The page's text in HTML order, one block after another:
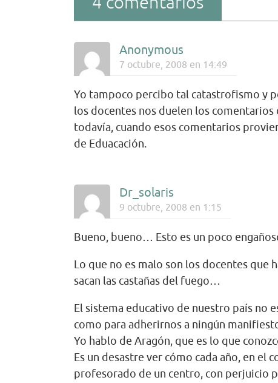
Anonymous
7 octubre, 2008 en 14:49
Yo tampoco percibo tal catastrofismo y
los docentes nos duelen los
todavía, cuando esos comentarios
de Eduacación.
Dr_solaris
9 octubre, 2008 en 1:15
Bueno, bueno… Esto es un poco
Lo que no es malo son los docentes que
sacan las castañas del fuego…
El sistema educativo de nuestro país no
como para adherirnos a ningún
Yo hablo de Aragón, que es lo que
Es un desastre ver cómo cada año, en el
profesorado de un centro, con perjuicio